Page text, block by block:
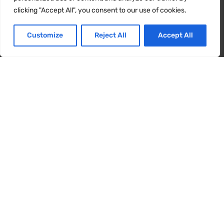
clicking "Accept All", you consent to our use of cookies.
Customize Reject All Accept All
das beste Erlebnis auf unserer Website bieten. Wenn Sie diese
Website weiterhin nutzen, gehen wir davon aus, dass Sie damit
zufrieden sind.
Ja